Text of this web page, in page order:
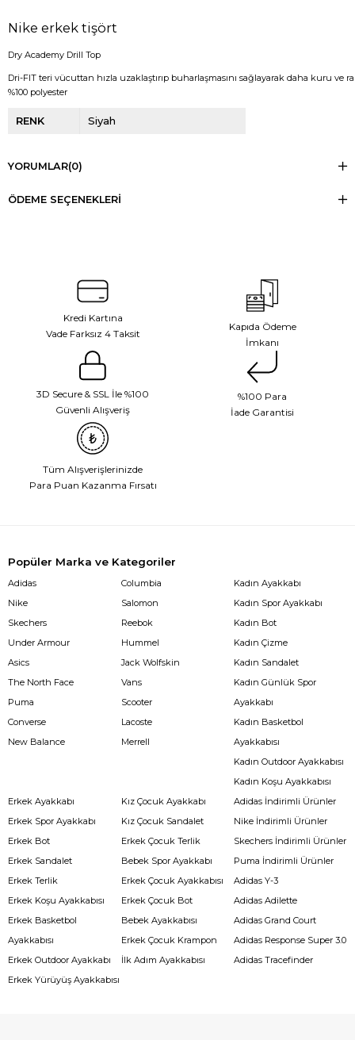
Nike erkek tişört
Dry Academy Drill Top
Dri-FIT teri vücuttan hızla uzaklaştırıp buharlaşmasını sağlayarak daha kuru ve
%100 polyester
RENK Siyah
YORUMLAR(0)
ÖDEME SEÇENEKLERI
Kredi Kartına
Vade Farksız 4 Taksit
Kapıda Ödeme
İmkanı
3D Secure & SSL İle %100
Güvenli Alışveriş
%100 Para
İade Garantisi
Tüm Alışverişlerinizde
Para Puan Kazanma Fırsatı
Popüler Marka ve Kategoriler
Adidas
Nike
Skechers
Under Armour
Asics
The North Face
Puma
Converse
New Balance
Columbia
Salomon
Reebok
Hummel
Jack Wolfskin
Vans
Scooter
Lacoste
Merrell
Kadın Ayakkabı
Kadın Spor Ayakkabı
Kadın Bot
Kadın Çizme
Kadın Sandalet
Kadın Günlük Spor
Ayakkabı
Kadın Basketbol
Ayakkabısı
Kadın Outdoor Ayakkabısı
Kadın Koşu Ayakkabısı
Erkek Ayakkabı
Erkek Spor Ayakkabı
Erkek Bot
Erkek Sandalet
Erkek Terlik
Erkek Koşu Ayakkabısı
Erkek Basketbol
Ayakkabısı
Erkek Outdoor Ayakkabı
Erkek Yürüyüş Ayakkabısı
Kız Çocuk Ayakkabı
Kız Çocuk Sandalet
Erkek Çocuk Terlik
Bebek Spor Ayakkabı
Erkek Çocuk Ayakkabısı
Erkek Çocuk Bot
Bebek Ayakkabısı
Erkek Çocuk Krampon
İlk Adım Ayakkabısı
Adidas İndirimli Ürünler
Nike İndirimli Ürünler
Skechers İndirimli Ürünler
Puma İndirimli Ürünler
Adidas Y-3
Adidas Adilette
Adidas Grand Court
Adidas Response Super 3.0
Adidas Tracefinder